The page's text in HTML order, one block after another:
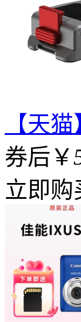
【天
券后￥
立即购